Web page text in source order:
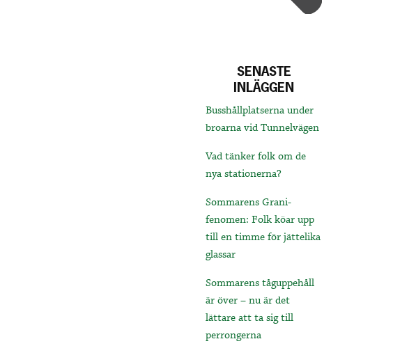
SENASTE
INLÄGGEN
Busshållplatserna under
broarna vid Tunnelvägen
Vad tänker folk om de
nya stationerna?
Sommarens Grani-
fenomen: Folk köar upp
till en timme för jättelika
glassar
Sommarens tåguppehåll
är över – nu är det
lättare att ta sig till
perrongerna